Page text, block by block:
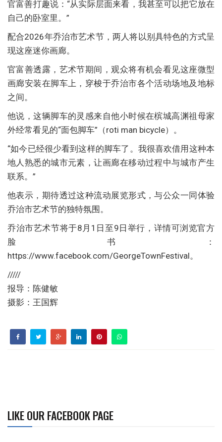
官富善打趣说：“从实际层面来看，我甚至可以把它放在
自己的卧室里。”
配合2026年乔治市艺术节，两人将以别具特色的方式呈
现这座迷你画廊。
官富善透露，艺术节期间，观众将有机会看见这座微型
画廊安装在脚车上，穿梭于乔治市各个活动场地及地标
之间。
他说，这辆脚车的灵感来自他小时候在槟城高渊祖母家
外经常看见的“面包脚车”（roti man bicycle）。
“如今已经很少看到这样的脚车了。我很喜欢借用这种本
地人熟悉的城市元素，让画廊在移动过程中与城市产生
联系。”
他表示，期待透过这种流动展览形式，与公众一同体验
乔治市艺术节的独特氛围。
乔治市艺术节将于8月1日至9日举行，详情可浏览官方
脸书：
https://www.facebook.com/GeorgeTownFestival。
/////
报导：陈健敏
摄影：王国辉
LIKE OUR FACEBOOK PAGE